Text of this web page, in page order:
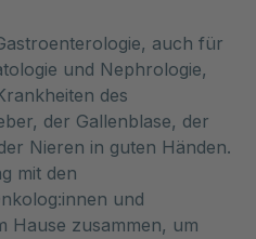
auch für
und Nephrologie,
des
der Gallenblase, der
Nieren in guten Händen.
mit den
und
Hause zusammen, um